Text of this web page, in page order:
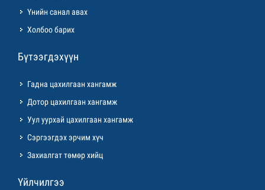
Үнийн санал авах
Холбоо барих
Бүтээгдэхүүн
Гадна цахилгаан хангамж
Дотор цахилгаан хангамж
Уул уурхай цахилгаан хангамж
Сэргээгдэх эрчим хүч
Захиалгат төмөр хийц
Үйлчилгээ